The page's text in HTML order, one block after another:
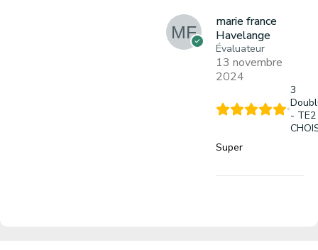
marie france
Havelange
Évaluateur
13 novembre
2024
3
-
Super